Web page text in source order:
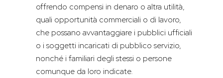
offrendo compensi in denaro o altra utilità,
quali opportunità commerciali o di lavoro,
che possano avvantaggiare i pubblici ufficiali
o i soggetti incaricati di pubblico servizio,
nonché i familiari degli stessi o persone
comunque da loro indicate.